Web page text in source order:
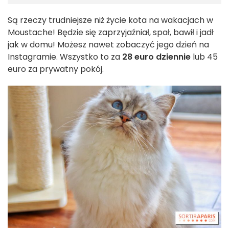
Są rzeczy trudniejsze niż życie kota na wakacjach w
Moustache! Będzie się zaprzyjaźniał, spał, bawił i jadł
jak w domu! Możesz nawet zobaczyć jego dzień na
Instagramie. Wszystko to za 28 euro dziennie lub 45
euro za prywatny pokój.